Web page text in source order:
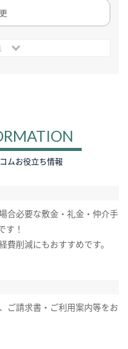
ムお役立ち情報
合必要な敷金・礼金・仲介手
す！
費削減にもおすすめです。
ご請求書・ご利用案内等をお